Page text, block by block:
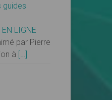
guides
LIGNE
par Pierre
à […]